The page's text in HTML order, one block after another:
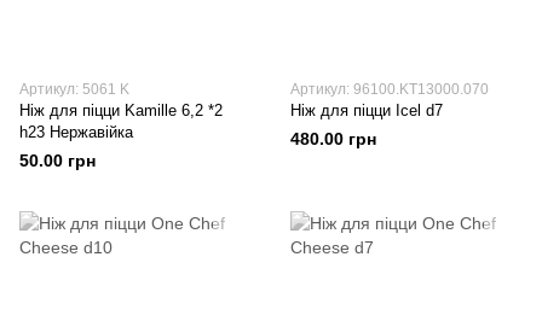
Артикул: 5061 K
Ніж для піцци Kamille 6,2 *2
h23 Нержавійка
50.00 грн
Артикул: 96100.KT13000.070
Ніж для піцци Icel d7
480.00 грн